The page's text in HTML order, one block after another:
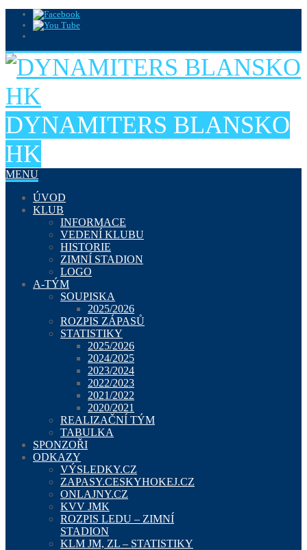
DYNAMITERS BLANSKO
HK
MENU
ÚVOD
KLUB
INFORMACE
VEDENÍ KLUBU
HISTORIE
ZIMNÍ STADION
LOGO
A-TÝM
SOUPISKA
2025/2026
ROZPIS ZÁPASŮ
STATISTIKY
2025/2026
2024/2025
2023/2024
2022/2023
2021/2022
2020/2021
REALIZAČNÍ TÝM
TABULKA
SPONZOŘI
ODKAZY
VÝSLEDKY.CZ
ZAPASY.CESKYHOKEJ.CZ
ONLAJNY.CZ
KVV JMK
ROZPIS LEDU – ZIMNÍ
STADION
KLM JM, ZL – STATISTIKY